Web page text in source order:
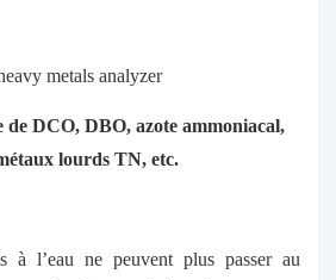
de DCO, DBO, azote ammoniacal,
lourds TN, etc.
à l’eau ne peuvent plus passer au